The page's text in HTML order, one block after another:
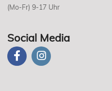
(Mo-Fr) 9-17 Uhr
Social Media